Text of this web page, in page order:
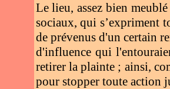
Le lieu, assez bien
sociaux, qui s’expriment
de prévenus d'un certain
d'influence qui
retirer la plainte ; ainsi,
pour stopper toute action